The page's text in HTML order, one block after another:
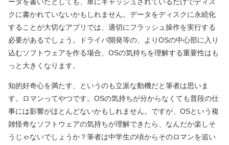
ータを書いたとしても、単にキャッシュされているだけでディス
クに書かれていないかもしれません。データをディスクに永続化
することが大切なアプリでは、適切にフラッシュ操作を実行する
必要があるでしょう。ドライバ開発等の、よりOSの中心部に入り
込むソフトウェアを作る場合、OSの気持ちを理解する重要性はも
っと大きくなります。
知的好奇心を満たす、というのも立派な動機だと筆者は思いま
す。ロマンってやつです。OSの気持ちが分からなくても普段の仕
事には影響がほとんどないかもしれません。ですが、OSという複
雑怪奇なソフトウェアの気持ちが理解できたら、なんだか楽しそ
うじゃないでしょうか？筆者は中学生の頃からそのロマンを追い